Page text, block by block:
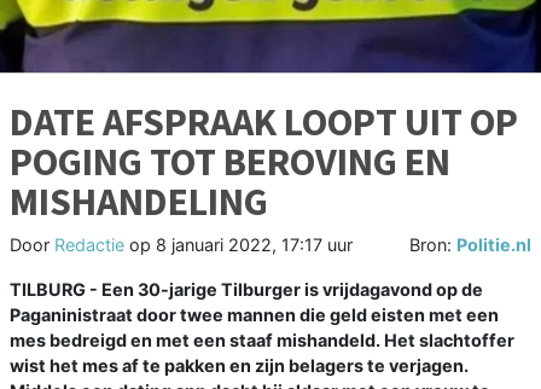
DATE AFSPRAAK LOOPT UIT OP
POGING TOT BEROVING EN
MISHANDELING
Door Redactie op 8 januari 2022, 17:17 uur Bron: Politie.nl
TILBURG - Een 30-jarige Tilburger is vrijdagavond op de
Paganinistraat door twee mannen die geld eisten met een
mes bedreigd en met een staaf mishandeld. Het slachtoffer
wist het mes af te pakken en zijn belagers te verjagen.